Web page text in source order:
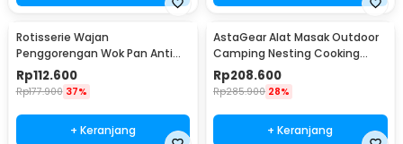
Rotisserie Wajan
Penggorengan Wok Pan Anti
Lengket 33cm - C0045
Rp112.600
Rp177.900 37%
+ Keranjang
AstaGear Alat Masak Outdoor
Camping Nesting Cooking
Aluminium 7 in 1 - DS-308
Rp208.600
Rp285.900 28%
+ Keranjang